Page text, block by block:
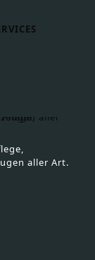
aller Art.